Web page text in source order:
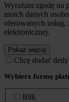
Wyrażam zgodę na
moich danych
oferowanych
elektronicznej.
Pokaż więcej
Chcę dodać
Wybierz formę
Blik